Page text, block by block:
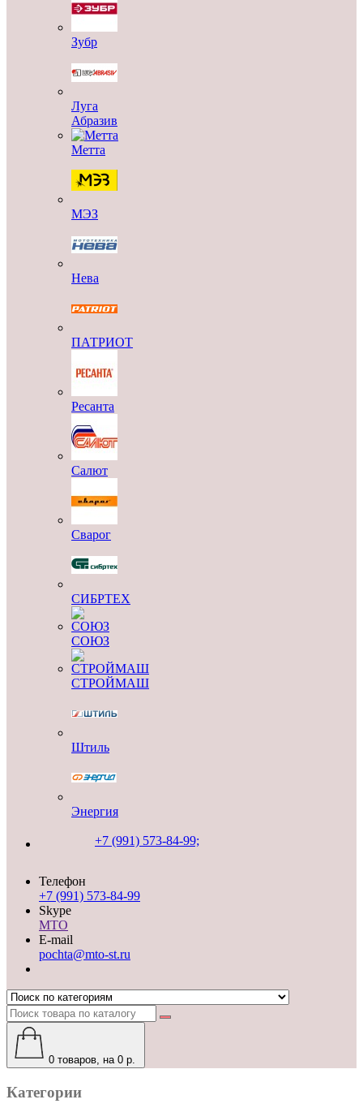
Зубр
Луга
Абразив
Метта
МЭЗ
Нева
ПАТРИОТ
Ресанта
Салют
Сварог
СИБРТЕХ
СОЮЗ
СТРОЙМАШ
Штиль
Энергия
+7 (991) 573-84-99;
Телефон
+7 (991) 573-84-99
Skype
MTO
E-mail
pochta@mto-st.ru
0 товаров, на 0 р.
Категории